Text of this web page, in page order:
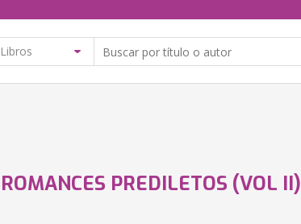
ROMANCES PREDILETOS (VOL II)